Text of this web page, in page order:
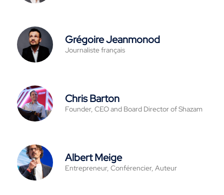
Grégoire Jeanmonod
Journaliste français
Chris Barton
Founder, CEO and Board Director of Shazam
Albert Meige
Entrepreneur, Conférencier, Auteur